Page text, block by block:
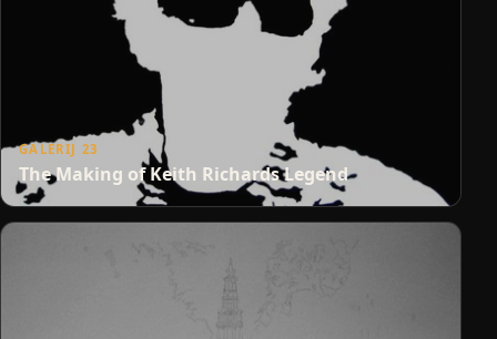
GALERIJ 23
The Making of Keith Richards Legend